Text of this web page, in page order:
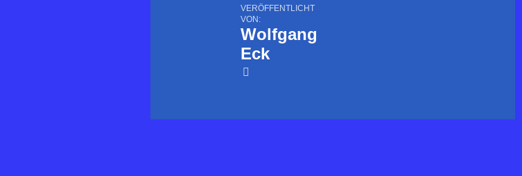
VERÖFFENTLICHT
VON:
Wolfgang
Eck